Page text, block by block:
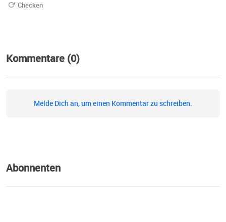
Checken
Kommentare (0)
Melde Dich an, um einen Kommentar zu schreiben.
Abonnenten